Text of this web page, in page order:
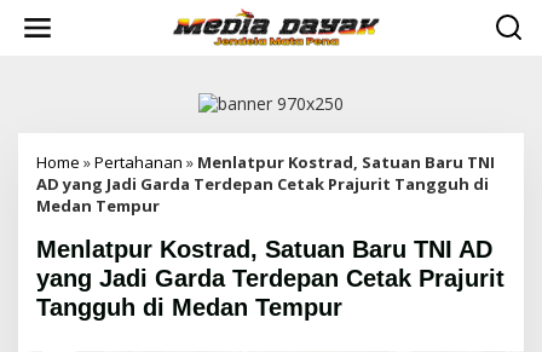
Home »Pertahanan » Menlatpur Kostrad, Satuan Baru TNI
AD yang Jadi Garda Terdepan Cetak Prajurit Tangguh di
Medan Tempur
Menlatpur Kostrad, Satuan Baru TNI AD
yang Jadi Garda Terdepan Cetak Prajurit
Tangguh di Medan Tempur